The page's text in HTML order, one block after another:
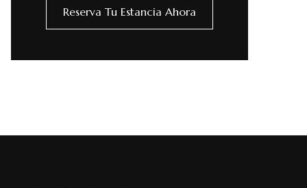
Reserva Tu Estancia Ahora